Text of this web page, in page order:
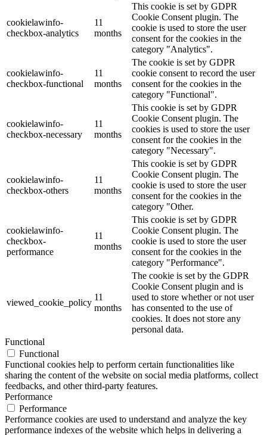
cookielawinfo-
checkbox-analytics
11
months
This cookie is set by GDPR
Cookie Consent plugin. The
cookie is used to store the user
consent for the cookies in the
category "Analytics".
cookielawinfo-
checkbox-functional
11
months
The cookie is set by GDPR
cookie consent to record the user
consent for the cookies in the
category "Functional".
cookielawinfo-
checkbox-necessary
11
months
This cookie is set by GDPR
Cookie Consent plugin. The
cookies is used to store the user
consent for the cookies in the
category "Necessary".
cookielawinfo-
checkbox-others
11
months
This cookie is set by GDPR
Cookie Consent plugin. The
cookie is used to store the user
consent for the cookies in the
category "Other.
cookielawinfo-
checkbox-
performance
11
months
This cookie is set by GDPR
Cookie Consent plugin. The
cookie is used to store the user
consent for the cookies in the
category "Performance".
viewed_cookie_policy
11
months
The cookie is set by the GDPR
Cookie Consent plugin and is
used to store whether or not user
has consented to the use of
cookies. It does not store any
personal data.
Functional
Functional
Functional cookies help to perform certain functionalities like
sharing the content of the website on social media platforms, collect
feedbacks, and other third-party features.
Performance
Performance
Performance cookies are used to understand and analyze the key
performance indexes of the website which helps in delivering a